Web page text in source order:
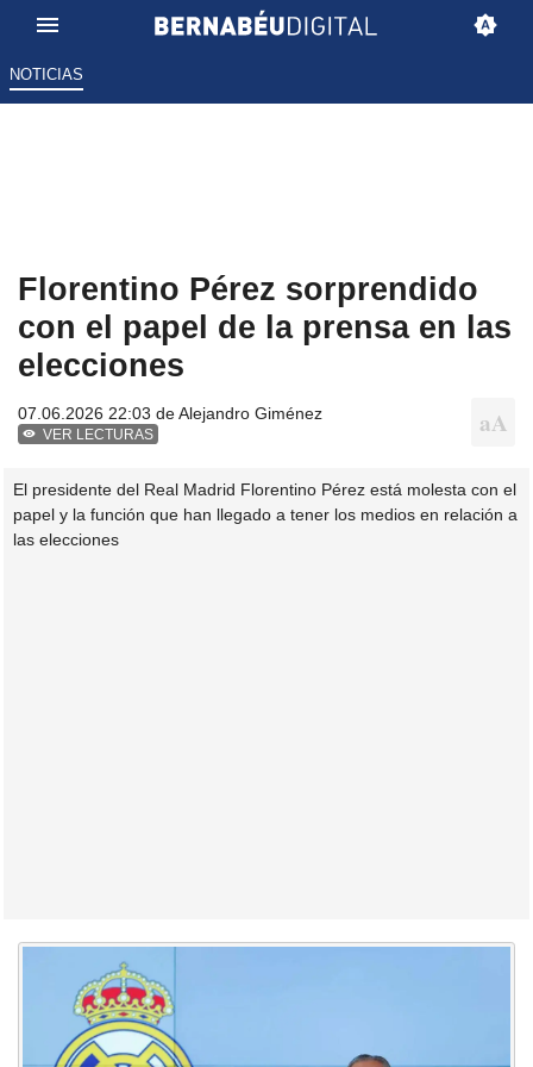
NOTICIAS
Florentino Pérez sorprendido
con el papel de la prensa en las
elecciones
07.06.2026 22:03 deAlejandro Giménez
VER LECTURAS
El presidente del Real Madrid Florentino Pérez está molesta con el
papel y la función que han llegado a tener los medios en relación a
las elecciones